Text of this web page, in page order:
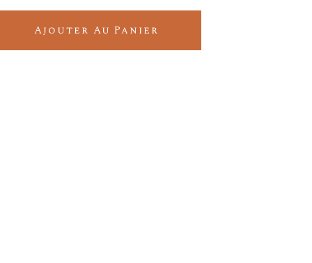
CHARDONNAY quantity
Ajouter Au Panier